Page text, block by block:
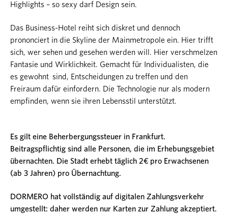
Highlights – so sexy darf Design sein.
Das Business-Hotel reiht sich diskret und dennoch
prononciert in die Skyline der Mainmetropole ein. Hier trifft
sich, wer sehen und gesehen werden will. Hier verschmelzen
Fantasie und Wirklichkeit. Gemacht für Individualisten, die
es gewohnt sind, Entscheidungen zu treffen und den
Freiraum dafür einfordern. Die Technologie nur als modern
empfinden, wenn sie ihren Lebensstil unterstützt.
Es gilt eine Beherbergungssteuer in Frankfurt.
Beitragspflichtig sind alle Personen, die im Erhebungsgebiet
übernachten. Die Stadt erhebt täglich 2€ pro Erwachsenen
(ab 3 Jahren) pro Übernachtung.
DORMERO hat vollständig auf digitalen Zahlungsverkehr
umgestellt: daher werden nur Karten zur Zahlung akzeptiert.